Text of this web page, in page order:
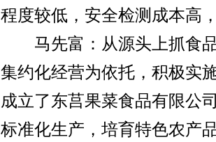
程度较低，安全检测成本高
马先富：从源头上抓食品
集约化经营为依托，积极实
成立了东莒果菜食品有限公
标准化生产，培育特色农产